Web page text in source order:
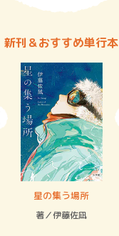
新刊＆おすすめ単行本
星の集う場所
著／伊藤佐凪